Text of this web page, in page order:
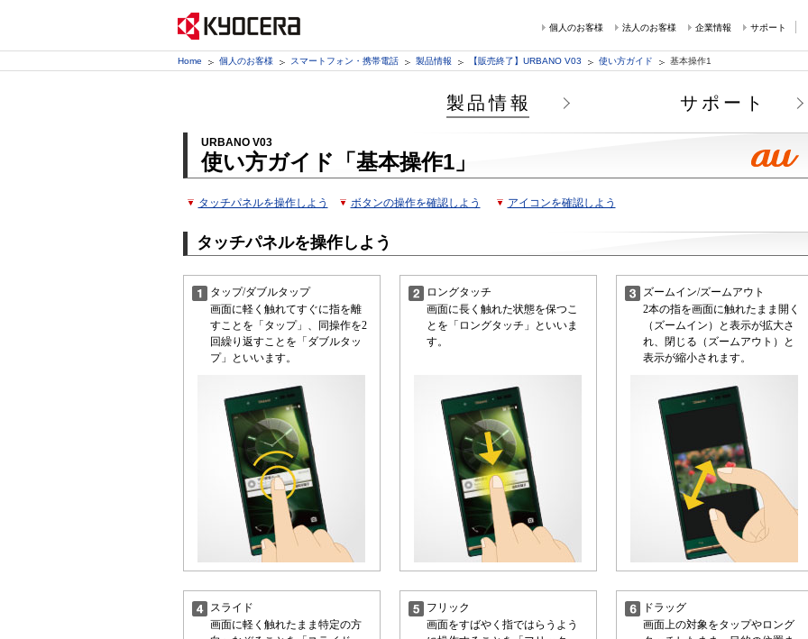
個人のお客様 法人のお客様 企業情報 サポート
Home 個人のお客様 スマートフォン・携帯電話 製品情報 【販売終了】URBANO V03 使い方ガイド 基本操作1
製品情報 サポート
URBANO V03
使い方ガイド「基本操作1」
タッチパネルを操作しよう ボタンの操作を確認しよう アイコンを確認しよう
タッチパネルを操作しよう
タップ/ダブルタップ
画面に軽く触れてすぐに指を離
すことを「タップ」、同操作を2
回繰り返すことを「ダブルタッ
プ」といいます。
ロングタッチ
画面に長く触れた状態を保つこ
とを「ロングタッチ」といいま
す。
ズームイン/ズームアウト
2本の指を画面に触れたまま開く
（ズームイン）と表示が拡大さ
れ、閉じる（ズームアウト）と
表示が縮小されます。
スライド
画面に軽く触れたまま特定の方
フリック
画面をすばやく指ではらうよう
ドラッグ
画面上の対象をタップやロング